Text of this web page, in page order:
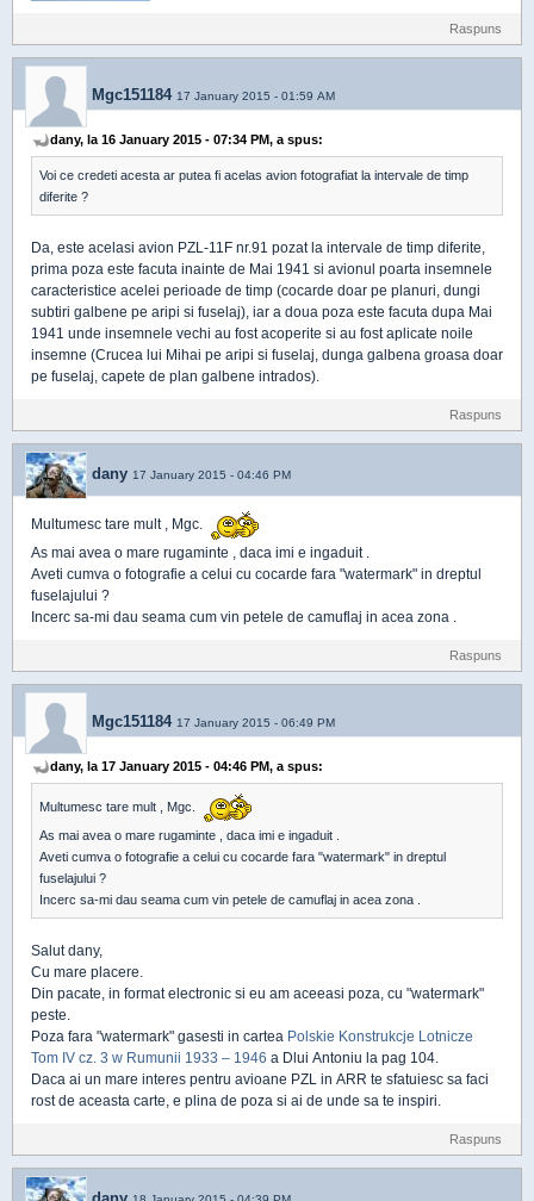
Raspuns
Mgc151184 17 January 2015 - 01:59 AM
dany, la 16 January 2015 - 07:34 PM, a spus:
Voi ce credeti acesta ar putea fi acelas avion fotografiat la intervale de timp
diferite ?
Da, este acelasi avion PZL-11F nr.91 pozat la intervale de timp diferite,
prima poza este facuta inainte de Mai 1941 si avionul poarta insemnele
caracteristice acelei perioade de timp (cocarde doar pe planuri, dungi
subtiri galbene pe aripi si fuselaj), iar a doua poza este facuta dupa Mai
1941 unde insemnele vechi au fost acoperite si au fost aplicate noile
insemne (Crucea lui Mihai pe aripi si fuselaj, dunga galbena groasa doar
pe fuselaj, capete de plan galbene intrados).
Raspuns
dany 17 January 2015 - 04:46 PM
Multumesc tare mult , Mgc.
As mai avea o mare rugaminte , daca imi e ingaduit .
Aveti cumva o fotografie a celui cu cocarde fara "watermark" in dreptul
fuselajului ?
Incerc sa-mi dau seama cum vin petele de camuflaj in acea zona .
Raspuns
Mgc151184 17 January 2015 - 06:49 PM
dany, la 17 January 2015 - 04:46 PM, a spus:
Multumesc tare mult , Mgc.
As mai avea o mare rugaminte , daca imi e ingaduit .
Aveti cumva o fotografie a celui cu cocarde fara "watermark" in dreptul
fuselajului ?
Incerc sa-mi dau seama cum vin petele de camuflaj in acea zona .
Salut dany,
Cu mare placere.
Din pacate, in format electronic si eu am aceeasi poza, cu "watermark"
peste.
Poza fara "watermark" gasesti in cartea Polskie Konstrukcje Lotnicze
Tom IV cz. 3 w Rumunii 1933 – 1946 a Dlui Antoniu la pag 104.
Daca ai un mare interes pentru avioane PZL in ARR te sfatuiesc sa faci
rost de aceasta carte, e plina de poza si ai de unde sa te inspiri.
Raspuns